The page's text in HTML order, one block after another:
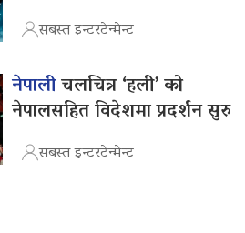
सबस्त इन्टरटेन्मेन्ट
नेपालीचलचित्र ‘हली’ को
नेपालसहित विदेशमा प्रदर्शन सुरु
सबस्त इन्टरटेन्मेन्ट